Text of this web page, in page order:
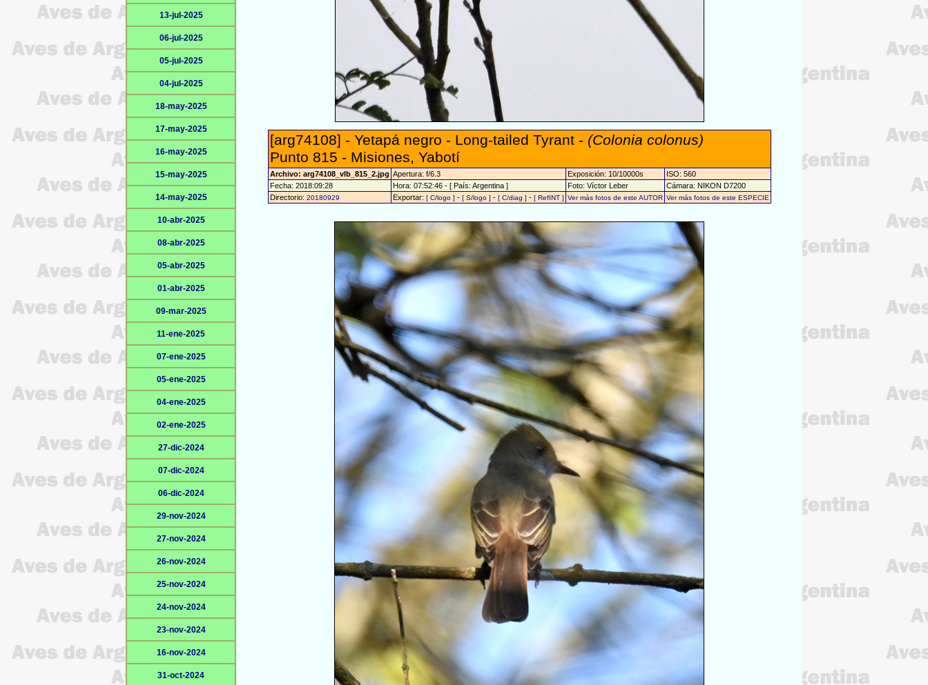
13-jul-2025
06-jul-2025
05-jul-2025
04-jul-2025
18-may-2025
17-may-2025
16-may-2025
15-may-2025
14-may-2025
10-abr-2025
08-abr-2025
05-abr-2025
01-abr-2025
09-mar-2025
11-ene-2025
07-ene-2025
05-ene-2025
04-ene-2025
02-ene-2025
27-dic-2024
07-dic-2024
06-dic-2024
29-nov-2024
27-nov-2024
26-nov-2024
25-nov-2024
24-nov-2024
23-nov-2024
16-nov-2024
31-oct-2024
[arg74108] - Yetapá negro - Long-tailed Tyrant - (Colonia colonus)
Punto 815 - Misiones, Yabotí
Archivo: arg74108_vlb_815_2.jpg Apertura: f/6.3 Exposición: 10/10000s
ISO: 560
Fecha: 2018:09:28
Hora: 07:52:46 - [ País: Argentina ] Foto: Víctor Leber
Cámara: NIKON D7200
Directorio: 20180929 Exportar: [ C/logo ] - [ S/logo ] - [ C/diag ] - [ RefINT ] Ver más fotos de este AUTOR Ver más fotos de este ESPECIE